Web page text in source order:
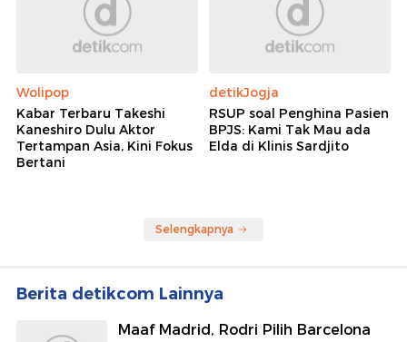
Wolipop
Kabar Terbaru Takeshi
Kaneshiro Dulu Aktor
Tertampan Asia, Kini Fokus
Bertani
detikJogja
RSUP soal Penghina Pasien
BPJS: Kami Tak Mau ada
Elda di Klinis Sardjito
Selengkapnya
Berita detikcom Lainnya
Maaf Madrid, Rodri Pilih Barcelona